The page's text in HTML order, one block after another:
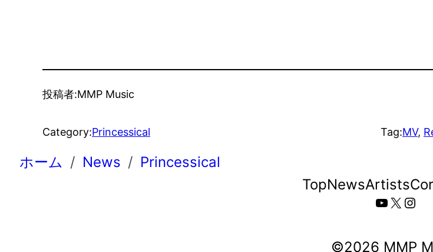
投稿者:MMP Music
Category:Princessical Tag:MV,
ホーム News
Princessical
TopNewsArtists
YouTube
X
©️2026 MMP